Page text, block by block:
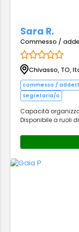
Sara R.
Commesso /
Chivasso, TO,
commesso /
segretaria/o
Capacità
Disponibile a ruoli